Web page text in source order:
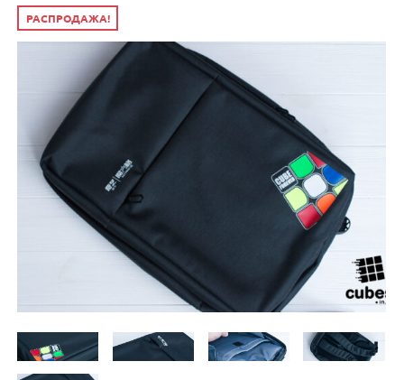
РАСПРОДАЖА!